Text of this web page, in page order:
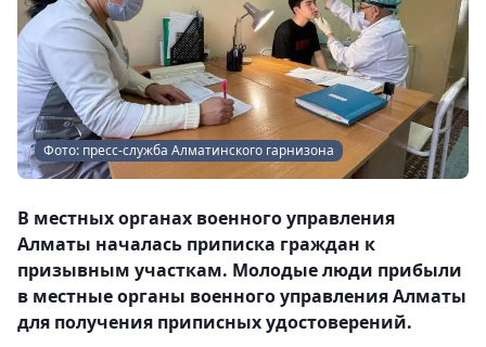
Фото: пресс-служба Алматинского гарнизона
В местных органах военного управления
Алматы началась приписка граждан к
призывным участкам. Молодые люди прибыли
в местные органы военного управления Алматы
для получения приписных удостоверений.